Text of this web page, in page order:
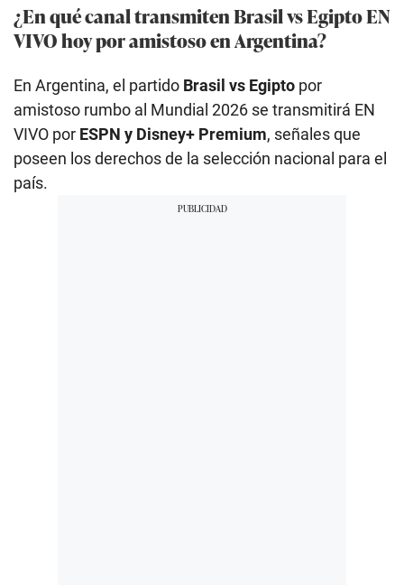
¿En qué canal transmiten Brasil vs Egipto EN
VIVO hoy por amistoso en Argentina?
En Argentina, el partido Brasil vs Egipto por
amistoso rumbo al Mundial 2026 se transmitirá EN
VIVO por ESPN y Disney+ Premium, señales que
poseen los derechos de la selección nacional para el
país.